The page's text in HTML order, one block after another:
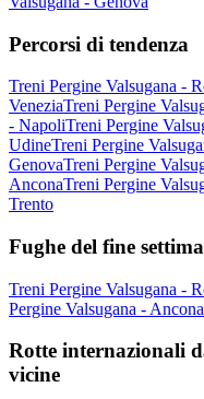
Percorsi di tendenza
Treni Pergine Valsugana -
VeneziaTreni Pergine
- NapoliTreni Pergine
UdineTreni Pergine
GenovaTreni Pergine
AnconaTreni Pergine
Trento
Fughe del fine
Treni Pergine Valsugana -
Pergine Valsugana - Ancona
Rotte internazionali
vicine